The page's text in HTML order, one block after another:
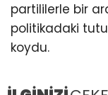
partililerle bir
politikadaki
koydu.